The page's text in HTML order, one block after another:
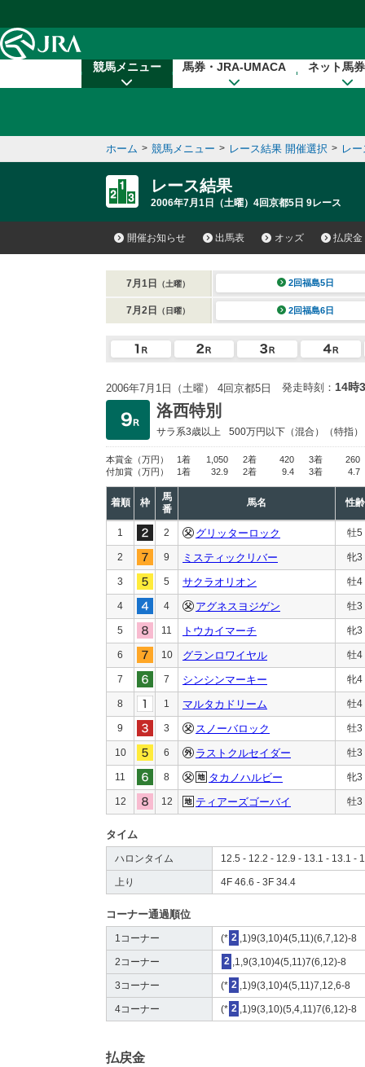
競馬メニュー 馬券・JRA-UMACA ネット馬
ホーム > 競馬メニュー > レース結果 開催選択 > レ
レース結果
2006年7月1日（土曜）4回京都5日 9レース
開催お知らせ 出馬表 オッズ 払戻金
7月1日 （土曜） 2回福島5日
7月2日 （日曜） 2回福島6日
2006年7月1日（土曜） 4回京都5日 発走時刻： 14時
洛西特別
サラ系3歳以上 500万円以下 （混合）（特指）
本賞金 （万円） 1着 1,050 2着 420 3着
260
付加賞 （万円） 1着 32.9 2着 9.4 3着 4.7
着順 枠
馬
番
馬名 性齢
1 2 グリッターロック 牡5
2 9 ミスティックリバー 牝3
3 5 サクラオリオン 牡4
4 4 アグネスヨジゲン 牡3
5 11 トウカイマーチ 牝3
6 10 グランロワイヤル 牡4
7 7 シンシンマーキー 牝4
8 1 マルタカドリーム 牡4
9 3 スノーバロック 牡3
10 6 ラストクルセイダー 牡3
11 8 タカノハルビー 牝3
12 12 ティアーズゴーバイ 牡3
タイム
ハロンタイム 12.5 - 12.2 - 12.9 - 13.1 - 13.1 -
上り 4F 46.6 - 3F 34.4
コーナー通過順位
1コーナー (* 2 ,1)9(3,10)4(5,11)(6,7,12)-8
2コーナー 2 ,1,9(3,10)4(5,11)7(6,12)-8
3コーナー (* 2 ,1)9(3,10)4(5,11)7,12,6-8
4コーナー (* 2 ,1)9(3,10)(5,4,11)7(6,12)-8
払戻金